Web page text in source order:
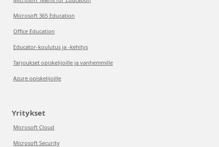
Microsoft 365 Education
Office Education
Educator-koulutus ja -kehitys
Tarjoukset opiskelijoille ja vanhemmille
Azure opiskelijoille
Yritykset
Microsoft Cloud
Microsoft Security